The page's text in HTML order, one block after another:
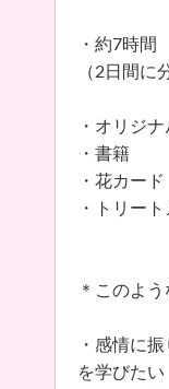
・約7時間
（2日間に
・オリジ
・書籍
・花カード
・トリー
＊このよ
・感情に
を学びたい